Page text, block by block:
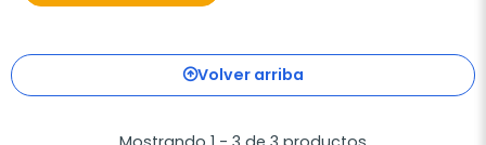
Volver arriba